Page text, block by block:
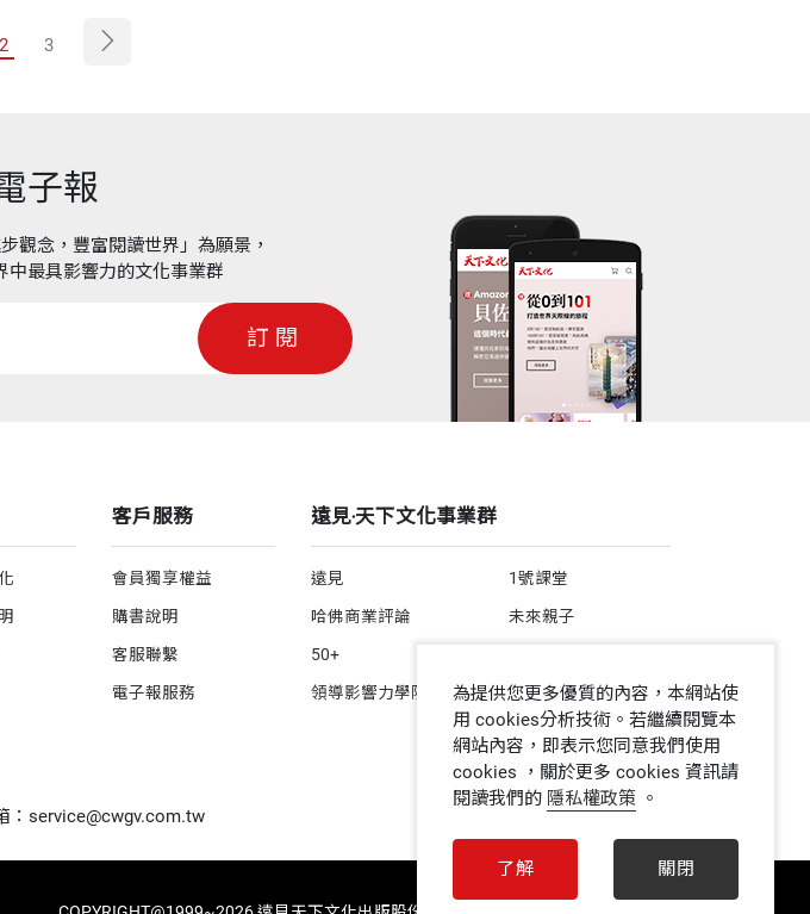
2 3
子報
觀念，豐富閱讀世界」為願景，
中最具影響力的文化事業群
訂閱
客戶服務
會員獨享權益
購書說明
客服聯繫
電子報服務
遠見‧天下文化事業群
遠見
哈佛商業評論
50+
領導影響力學院
1號課堂
未來親子
：service@cwgv.com.tw
為提供您更多優質的內容，本網站使
用 cookies分析技術。若繼續閱覽本
網站內容，即表示您同意我們使用
cookies ，關於更多 cookies 資訊請
閱讀我們的 隱私權政策 。
了解 關閉